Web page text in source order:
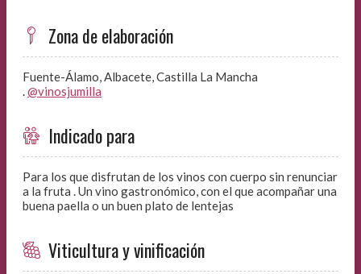
Zona de elaboración
Fuente-Álamo, Albacete, Castilla La Mancha
.@vinosjumilla
Indicado para
Para los que disfrutan de los vinos con cuerpo sin renunciar
a la fruta . Un vino gastronómico, con el que acompañar una
buena paella o un buen plato de lentejas
Viticultura y vinificación